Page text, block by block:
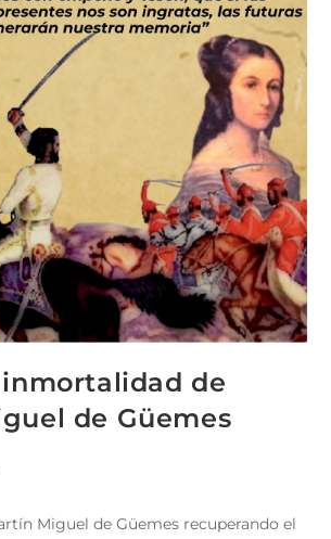
inmortalidad de
de Güemes
Miguel de Güemes recuperando el